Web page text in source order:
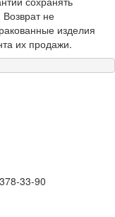
не
изделия
их продажи.
33-90